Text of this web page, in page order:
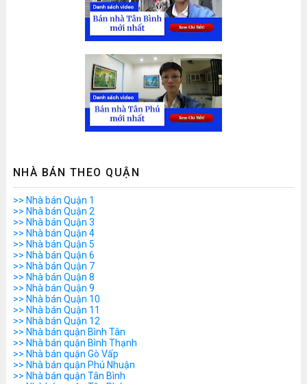
NHÀ BÁN THEO QUẬN
>> Nhà bán Quận 1
>> Nhà bán Quận 2
>> Nhà bán Quận 3
>> Nhà bán Quận 4
>> Nhà bán Quận 5
>> Nhà bán Quận 6
>> Nhà bán Quận 7
>> Nhà bán Quận 8
>> Nhà bán Quận 9
>> Nhà bán Quận 10
>> Nhà bán Quận 11
>> Nhà bán Quận 12
>> Nhà bán quận Bình Tân
>> Nhà bán quận Bình Thạnh
>> Nhà bán quận Gò Vấp
>> Nhà bán quận Phú Nhuận
>> Nhà bán quận Tân Bình